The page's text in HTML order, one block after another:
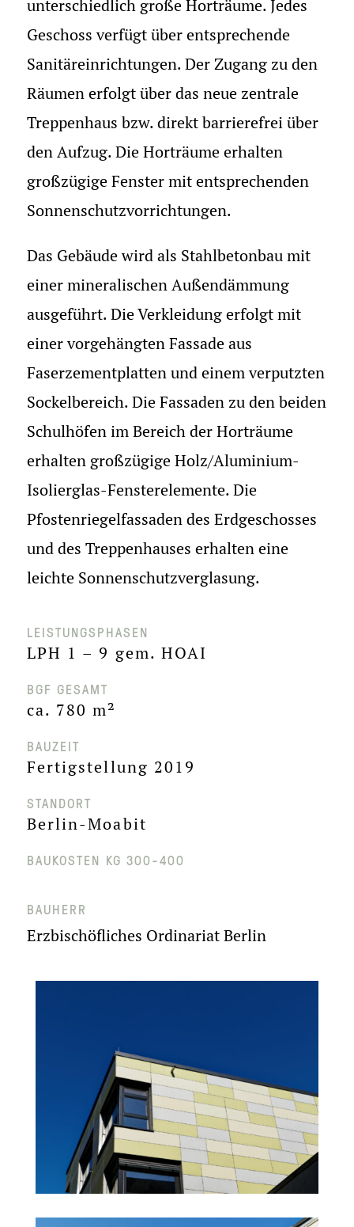
unterschiedlich große Horträume. Jedes
Geschoss verfügt über entsprechende
Sanitäreinrichtungen. Der Zugang zu den
Räumen erfolgt über das neue zentrale
Treppenhaus bzw. direkt barrierefrei über
den Aufzug. Die Horträume erhalten
großzügige Fenster mit entsprechenden
Sonnenschutzvorrichtungen.
Das Gebäude wird als Stahlbetonbau mit
einer mineralischen Außendämmung
ausgeführt. Die Verkleidung erfolgt mit
einer vorgehängten Fassade aus
Faserzementplatten und einem verputzten
Sockelbereich. Die Fassaden zu den beiden
Schulhöfen im Bereich der Horträume
erhalten großzügige Holz/Aluminium-
Isolierglas-Fensterelemente. Die
Pfostenriegelfassaden des Erdgeschosses
und des Treppenhauses erhalten eine
leichte Sonnenschutzverglasung.
LEISTUNGSPHASEN
LPH 1 – 9 gem. HOAI
BGF GESAMT
ca. 780 m²
BAUZEIT
Fertigstellung 2019
STANDORT
Berlin-Moabit
BAUKOSTEN KG 300-400
BAUHERR
Erzbischöfliches Ordinariat Berlin